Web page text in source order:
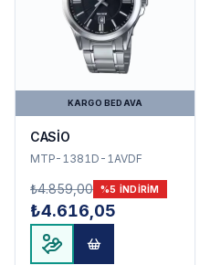
KARGO BEDAVA
CASİO
MTP-1381D-1AVDF
₺4.859,00 %5 INDIRIM
₺4.616,05